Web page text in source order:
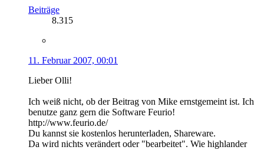
Beiträge
8.315
11. Februar 2007, 00:01
Lieber Olli!
Ich weiß nicht, ob der Beitrag von Mike ernstgemeint ist. Ich
benutze ganz gern die Software Feurio!
http://www.feurio.de/
Du kannst sie kostenlos herunterladen, Shareware.
Da wird nichts verändert oder "bearbeitet". Wie highlander